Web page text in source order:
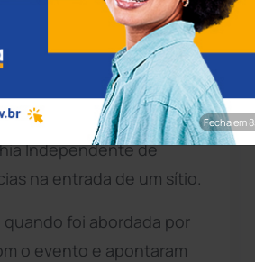
do tipo "paredão"
(5), no bairro
policiais militares do
Independente de
na entrada de um sítio.
foi abordada por
o evento e apontaram
Fecha em